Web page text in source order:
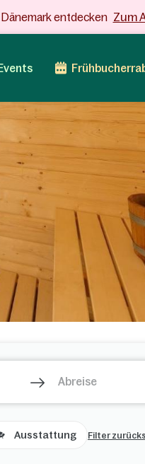
Dänemark entdecken Zum
Ausstattung Filter